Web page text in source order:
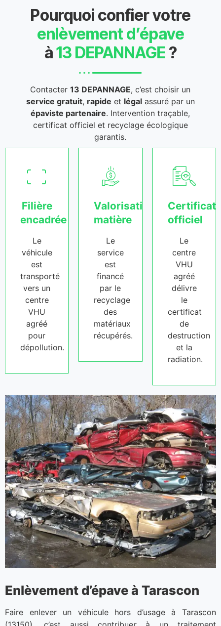
Pourquoi confier votre
enlèvement d’épave
à13 DEPANNAGE ?
Contacter13 DEPANNAGE, c’est choisir un
service gratuit, rapide et légalassuré par un
épaviste partenaire. Intervention traçable,
certificat officiel et recyclage écologique
garantis.
Filière
encadrée
Le
véhicule
est
transporté
vers un
centre
VHU
agréé
pour
dépollution.
Valorisation
matière
Le
service
est
financé
par le
recyclage
des
matériaux
récupérés.
Certificat
officiel
Le
centre
VHU
agréé
délivre
le
certificat
de
destruction
et la
radiation.
Enlèvement d’épave à Tarascon
Faire enlever un véhicule hors d’usage à Tarascon